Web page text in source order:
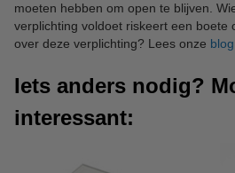
moeten hebben om open te blijven.
verplichting voldoet riskeert een boete
over deze verplichting? Lees onze
Iets anders nodig?
interessant: